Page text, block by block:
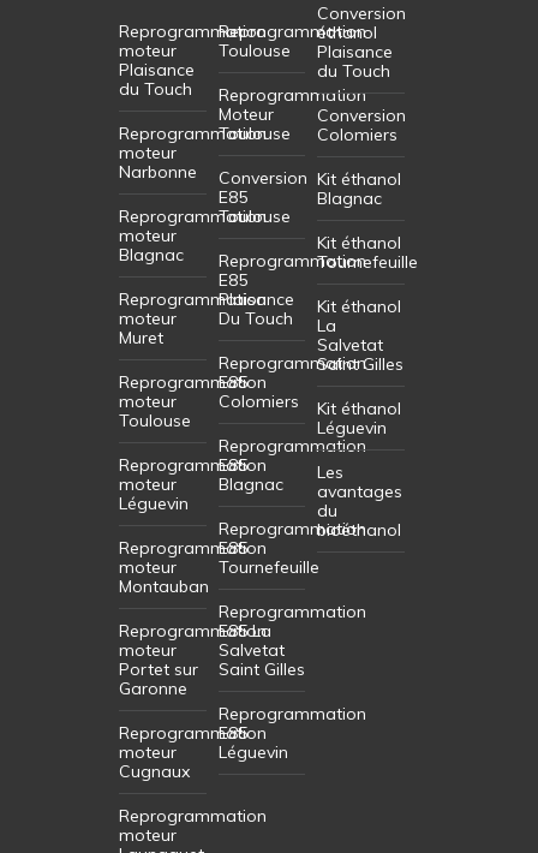
Reprogrammation
moteur
Plaisance
du Touch
Reprogrammation
moteur
Narbonne
Reprogrammation
moteur
Blagnac
Reprogrammation
moteur
Muret
Reprogrammation
moteur
Toulouse
Reprogrammation
moteur
Léguevin
Reprogrammation
moteur
Montauban
Reprogrammation
moteur
Portet sur
Garonne
Reprogrammation
moteur
Cugnaux
Reprogrammation
moteur
Reprogrammation
Toulouse
Reprogrammation
Moteur
Toulouse
Conversion
E85
Toulouse
Reprogrammation
E85
Plaisance
Du Touch
Reprogrammation
E85
Colomiers
Reprogrammation
E85
Blagnac
Reprogrammation
E85
Tournefeuille
Reprogrammation
E85 La
Salvetat
Saint Gilles
Reprogrammation
E85
Léguevin
Conversion
éthanol
Plaisance
du Touch
Conversion
Colomiers
Kit éthanol
Blagnac
Kit éthanol
Tournefeuille
Kit éthanol
La
Salvetat
Saint Gilles
Kit éthanol
Léguevin
Les
avantages
du
bioéthanol